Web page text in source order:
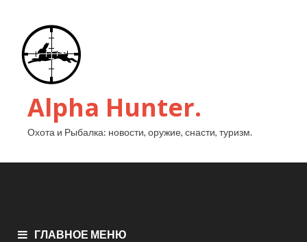
Alpha Hunter.
Охота и Рыбалка: новости, оружие, снасти, туризм.
ГЛАВНОЕ МЕНЮ